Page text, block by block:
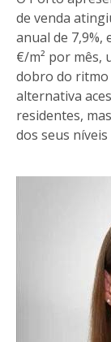
de venda
anual de 7,9%,
€/m² por mês,
dobro do ritmo
alternativa
residentes,
dos seus níveis